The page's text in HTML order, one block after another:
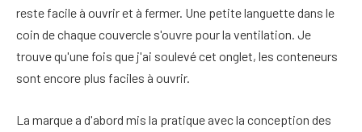
reste facile à ouvrir et à fermer. Une petite languette dans le
coin de chaque couvercle s'ouvre pour la ventilation. Je
trouve qu'une fois que j'ai soulevé cet onglet, les conteneurs
sont encore plus faciles à ouvrir.
La marque a d'abord mis la pratique avec la conception des